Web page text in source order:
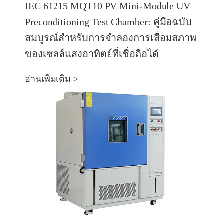
IEC 61215 MQT10 PV Mini-Module UV
Preconditioning Test Chamber: คู่มือฉบับ
สมบูรณ์สำหรับการจำลองการเสื่อมสภาพ
ของเซลล์แสงอาทิตย์ที่เชื่อถือได้
อ่านเพิ่มเติม >